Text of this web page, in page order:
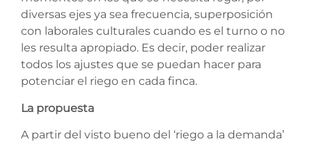
diversas ejes ya sea frecuencia, superposición
con laborales culturales cuando es el turno o no
les resulta apropiado. Es decir, poder realizar
todos los ajustes que se puedan hacer para
potenciar el riego en cada finca.
La propuesta
A partir del visto bueno del ‘riego a la demanda’